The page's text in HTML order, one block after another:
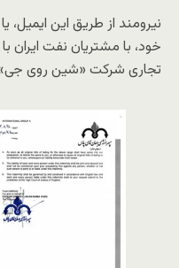
نیرومند از طریق این
خود، با مشتریان نفت ایران
تجاری شرکت «شین روی جی»